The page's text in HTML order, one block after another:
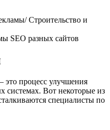
Строительство и
SEO разных сайтов
процесс улучшения
системах. Вот некоторые из
специалисты по